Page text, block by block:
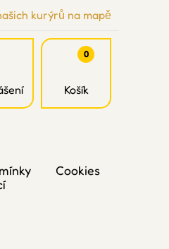
kurýrů na mapě
0
Košík
Cookies